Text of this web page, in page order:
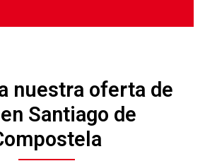
nuestra oferta de
Santiago de